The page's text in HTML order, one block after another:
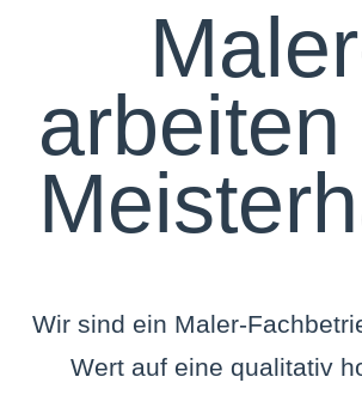
arbeiten
Wir sind ein Maler-
Wert auf eine qualitativ